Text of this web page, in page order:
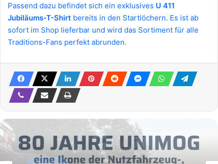
Passend dazu befindet sich ein exklusives U 411
Jubiläums-T-Shirt bereits in den Startlöchern. Es ist ab
sofort im Shop lieferbar und wird das Sortiment für alle
Traditions-Fans perfekt abrunden.
Allgemein